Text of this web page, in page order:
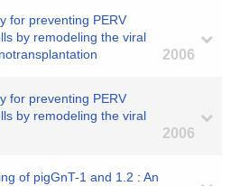
for preventing PERV
by remodeling the viral
2006
for preventing PERV
by remodeling the viral
2006
of pigGnT-1 and 1.2 : An